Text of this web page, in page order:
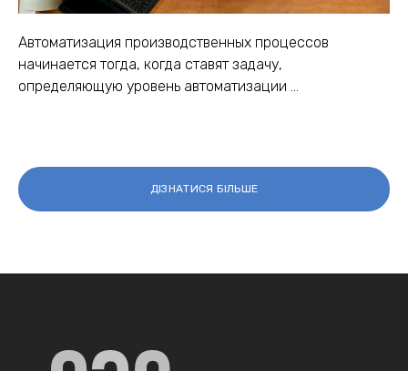
Автоматизация производственных процессов
начинается тогда, когда ставят задачу,
определяющую уровень автоматизации ...
ДІЗНАТИСЯ БІЛЬШЕ